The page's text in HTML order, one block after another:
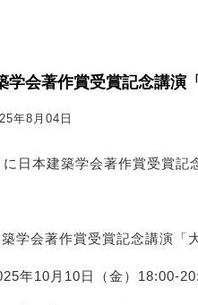
学会著作賞受賞記念講演
年8月04日
日本建築学会著作賞受賞記
築学会著作賞受賞記念講演「
年10月10日（金）18:00-